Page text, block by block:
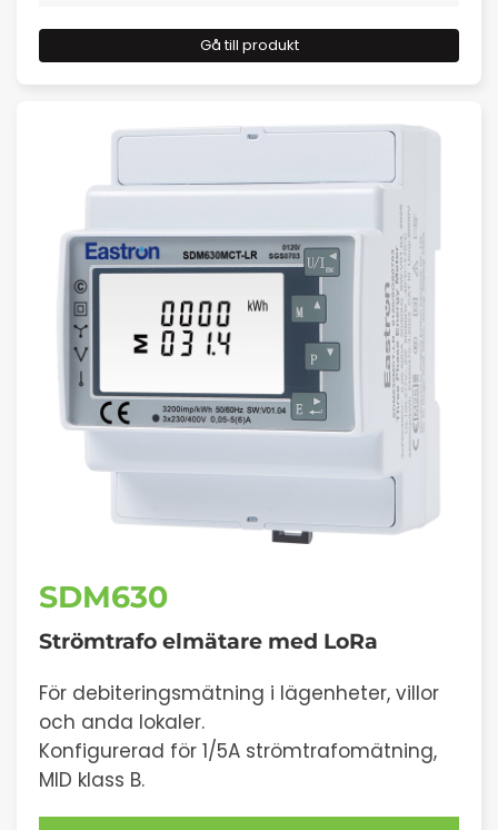
Gå till produkt
SDM630
Strömtrafo elmätare med LoRa
För debiteringsmätning i lägenheter, villor
och anda lokaler.
Konfigurerad för 1/5A strömtrafomätning,
MID klass B.